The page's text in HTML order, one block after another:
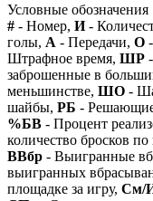
Условные обозначения
# - Номер, И-
голы, А - Передачи, О
Штрафное время, ШР
заброшенные в
меньшинстве, ШО -
шайбы, РБ -
%БВ - Процент
количество бросков по
ВВбр - Выигранные
выигранных
площадке за игру, См/